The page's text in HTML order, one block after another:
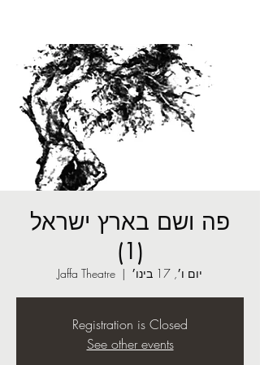
פה ושם בארץ ישראל
(1)
יום ו׳, 17 בינו׳
  |
Jaffa Theatre
Registration is Closed
See other events